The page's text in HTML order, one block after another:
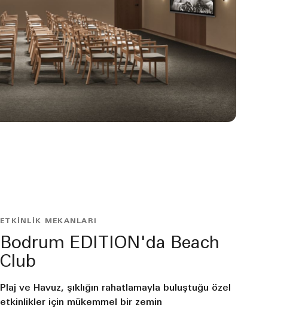
ETKINLIK MEKANLARI
Bodrum EDITION'da Beach
Club
Plaj ve Havuz, şıklığın rahatlamayla buluştuğu özel
etkinlikler için mükemmel bir zemin